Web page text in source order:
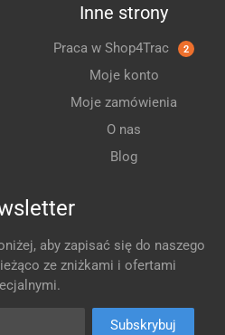
Inne strony
Praca w Shop4Trac 2
Moje konto
Moje zamówienia
O nas
Blog
aby zapisać się do naszego
ze zniżkami i ofertami
Subskrybuj